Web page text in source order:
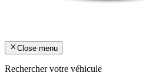
Close menu
Rechercher votre véhicule